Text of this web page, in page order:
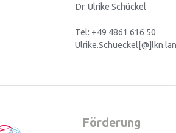
Dr. Ulrike Schückel
Tel: +49 4861 616 50
Förderung